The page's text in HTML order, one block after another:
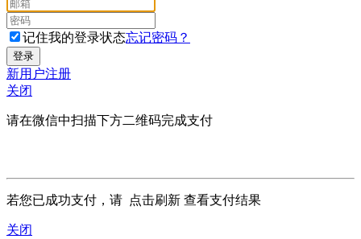
记住我的登录状态忘记密码？
新用户注册
关闭
请在微信中扫描下方二维码完成支付
若您已成功支付，请 点击刷新 查看支付结果
关闭